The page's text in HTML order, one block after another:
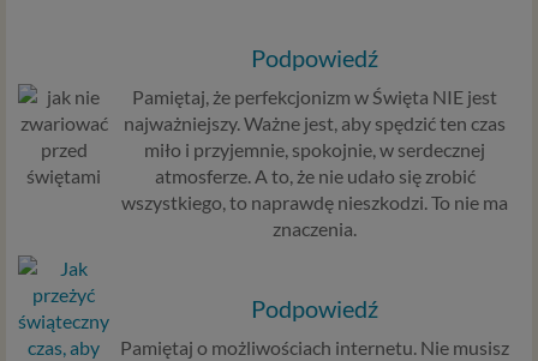
Podpowiedź
Pamiętaj, że perfekcjonizm w Święta NIE jest
najważniejszy. Ważne jest, aby spędzić ten czas
miło i przyjemnie, spokojnie, w serdecznej
atmosferze. A to, że nie udało się zrobić
wszystkiego, to naprawdę nieszkodzi. To nie ma
znaczenia.
Podpowiedź
Pamiętaj o możliwościach internetu. Nie musisz